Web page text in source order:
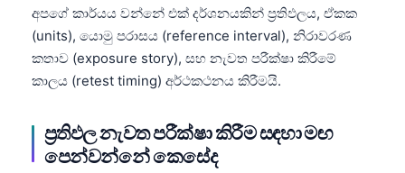
අපගේ කාර්යය වන්නේ එක් දර්ශනයකින් ප්‍රතිඵලය, ඒකක
(units), යොමු පරාසය (reference interval), නිරාවරණ
කතාව (exposure story), සහ නැවත පරීක්ෂා කිරීමේ
කාලය (retest timing) අර්ථකථනය කිරීමයි.
ප්‍රතිඵල නැවත පරීක්ෂා කිරීම සඳහා මඟ
පෙන්වන්නේ කෙසේද
Português
Ελληνικά
Română
简体中文
فارسی